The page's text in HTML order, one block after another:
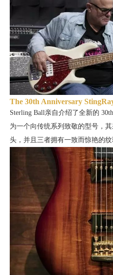
The 30th Anniversary
Sterling Ball亲自介绍了全新的
为一个向传统系列致敬的型号，
头，并且三者拥有一致而惊艳的纹